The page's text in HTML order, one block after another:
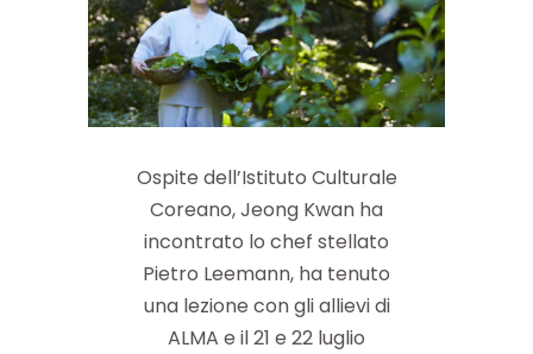
Ospite dell’Istituto Culturale
Coreano, Jeong Kwan ha
incontrato lo chef stellato
Pietro Leemann, ha tenuto
una lezione con gli allievi di
ALMA e il 21 e 22 luglio